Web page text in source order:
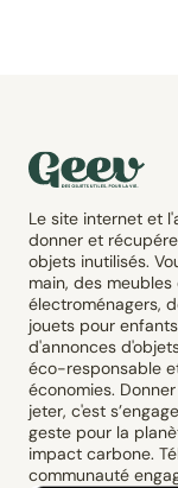
Le site internet et
donner et
objets inutilisés.
main, des
électroménagers,
jouets pour
d'annonces
éco-responsable
économies.
jeter, c'est
geste pour la
impact carbone.
communauté